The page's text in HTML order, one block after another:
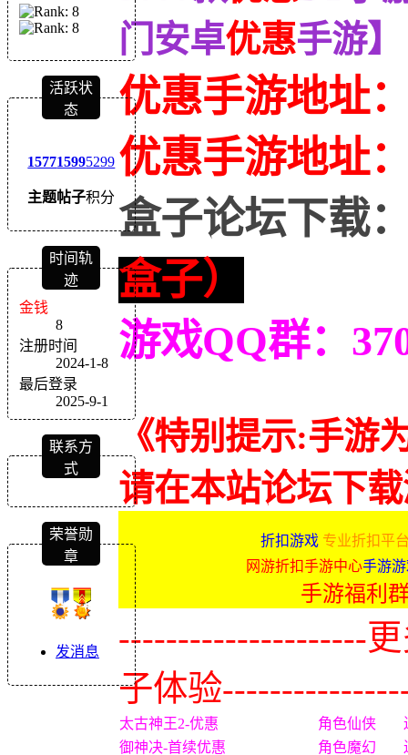
活跃状
态
1577
主题
1599
帖子
5299
积分
时间轨
迹
金钱
8
注册时间
2024-1-8
最后登录
2025-9-1
联系方
式
荣誉勋
章
发消息
门安卓优惠手游】
优惠手游地址
优惠手游地址
盒子论坛下载
盒子）
游戏QQ群：
《特别提示:手游
请在本站论坛下
折扣游戏 专业折扣平
网游折扣手游中心手游
手游福利
---------------------
子体验
太古神王2-优惠 角色仙侠
御神决-首续优惠
角色魔幻